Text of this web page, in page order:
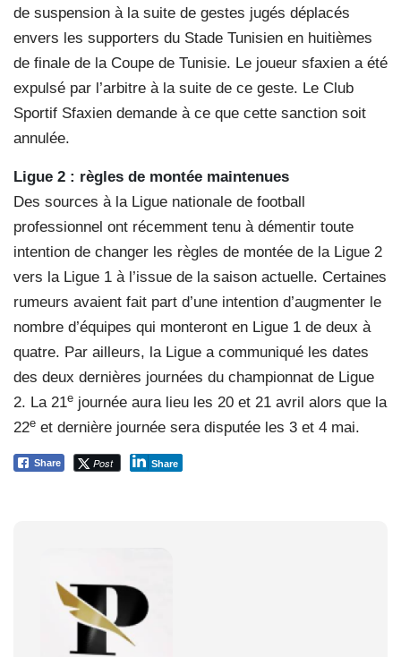
de suspension à la suite de gestes jugés déplacés
envers les supporters du Stade Tunisien en huitièmes
de finale de la Coupe de Tunisie. Le joueur sfaxien a été
expulsé par l’arbitre à la suite de ce geste. Le Club
Sportif Sfaxien demande à ce que cette sanction soit
annulée.
Ligue 2 : règles de montée maintenues
Des sources à la Ligue nationale de football
professionnel ont récemment tenu à démentir toute
intention de changer les règles de montée de la Ligue 2
vers la Ligue 1 à l’issue de la saison actuelle. Certaines
rumeurs avaient fait part d’une intention d’augmenter le
nombre d’équipes qui monteront en Ligue 1 de deux à
quatre. Par ailleurs, la Ligue a communiqué les dates
des deux dernières journées du championnat de Ligue
2. La 21e journée aura lieu les 20 et 21 avril alors que la
22e et dernière journée sera disputée les 3 et 4 mai.
Share Post Share